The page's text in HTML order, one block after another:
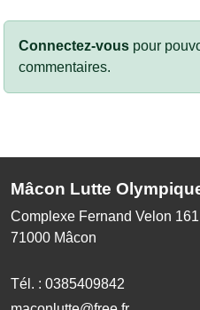
Connectez-vous pour
commentaires.
Mâcon Lutte
Complexe Fernand Velon
71000 Mâcon
Tél. : 0385409842